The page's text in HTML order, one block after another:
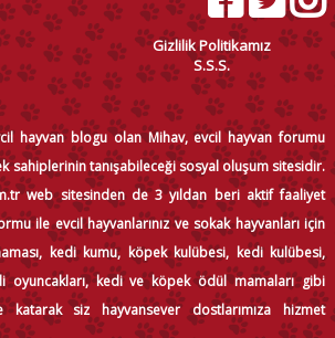
Gizlilik Politikamız
S.S.S.
hayvan blogu olan Mihav, evcil hayvan forumu
sahiplerinin tanışabileceği sosyal oluşum sitesidir.
web sitesinden de 3 yıldan beri aktif faaliyet
ile evcil hayvanlarınız ve sokak hayvanları için
kedi kumu, köpek kulübesi, kedi kulübesi,
oyuncakları, kedi ve köpek ödül mamaları gibi
siz hayvansever dostlarımıza hizmet